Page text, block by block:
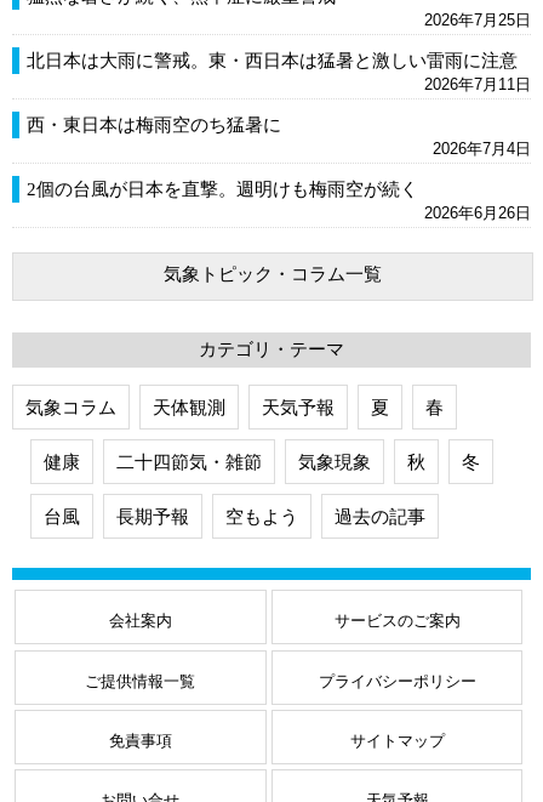
2026年7月25日
北日本は大雨に警戒。東・西日本は猛暑と激しい雷雨に注意
2026年7月11日
西・東日本は梅雨空のち猛暑に
2026年7月4日
2個の台風が日本を直撃。週明けも梅雨空が続く
2026年6月26日
気象トピック・コラム一覧
カテゴリ・テーマ
気象コラム 天体観測 天気予報 夏 春
健康 二十四節気・雑節 気象現象 秋 冬
台風 長期予報 空もよう 過去の記事
会社案内 サービスのご案内
ご提供情報一覧 プライバシーポリシー
免責事項 サイトマップ